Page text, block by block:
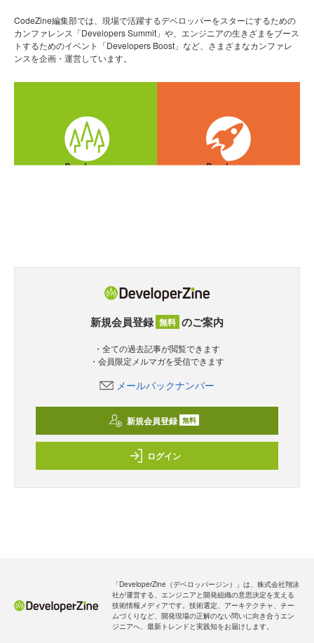
CodeZine編集部では、現場で活躍するデベロッパーをスターにするための
カンファレンス「Developers Summit」や、エンジニアの生きざまをブース
トするためのイベント「Developers Boost」など、さまざまなカンファレ
ンスを企画・運営しています。
新規会員登録 無料 のご案内
・全ての過去記事が閲覧できます
・会員限定メルマガを受信できます
メールバックナンバー
新規会員登録 無料
ログイン
「DeveloperZine（デベロッパージン）」は、株式会社翔泳
社が運営する、エンジニアと開発組織の意思決定を支える
技術情報メディアです。技術選定、アーキテクチャ、チー
ムづくりなど、開発現場の正解のない問いに向き合うエン
ジニアへ、最新トレンドと実践知をお届けします。